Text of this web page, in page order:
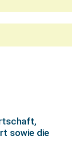
sowie die